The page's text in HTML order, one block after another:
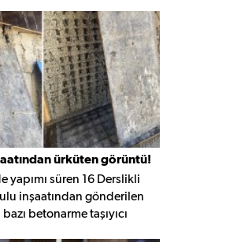
ürküten görüntü!
yapımı süren 16 Derslikli
inşaatından gönderilen
betonarme taşıyıcı